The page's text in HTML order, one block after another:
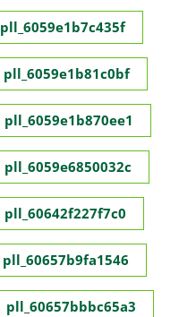
pll_6059e1b7c435f
pll_6059e1b81c0bf
pll_6059e1b870ee1
pll_6059e6850032c
pll_60642f227f7c0
pll_60657b9fa1546
pll_60657bbbc65a3